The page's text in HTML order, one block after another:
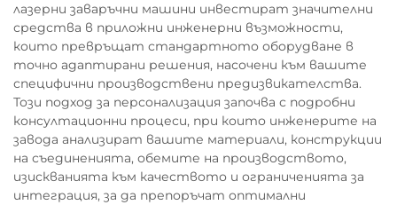
лазерни заваръчни машини инвестират значителни
средства в приложни инженерни възможности,
които превръщат стандартното оборудване в
точно адаптирани решения, насочени към вашите
специфични производствени предизвикателства.
Този подход за персонализация започва с подробни
консултационни процеси, при които инженерите на
завода анализират вашите материали, конструкции
на съединенията, обемите на производството,
изискванията към качеството и ограниченията за
интеграция, за да препоръчат оптимални